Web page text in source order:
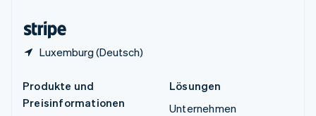
Luxemburg (Deutsch)
Produkte und
Preisinformationen
Lösungen
Unternehmen